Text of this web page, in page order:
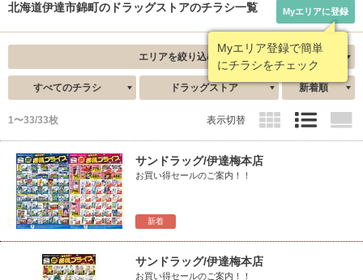
北海道伊達市錦町のドラッグストアのチラシ一覧
Myエリア登録で簡単
にチラシをチェック
Myエリアに登録
エリアを絞り込む
すべてのチラシ ドラッグストア 新着順
1〜33/33枚 表示切替
新着
サンドラッグ/伊達梅本店
お買い得セールのご案内！！
サンドラッグ/伊達梅本店
お買い得セールのご案内！！